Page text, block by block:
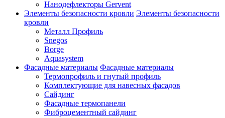
Нанодефлекторы Gervent
Элементы безопасности кровли Элементы безопасности
кровли
Металл Профиль
Snegos
Borge
Aquasystem
Фасадные материалы Фасадные материалы
Термопрофиль и гнутый профиль
Комплектующие для навесных фасадов
Сайдинг
Фасадные термопанели
Фиброцементный сайдинг